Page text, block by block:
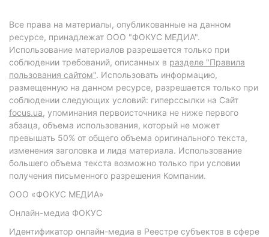
Все права на материалы, опубликованные на данном
ресурсе, принадлежат ООО "ФОКУС МЕДИА".
Использование материалов разрешается только при
соблюдении требований, описанных в разделе "Правила
пользования сайтом". Использовать информацию,
размещенную на данном ресурсе, разрешается только при
соблюдении следующих условий: гиперссылки на Сайт
focus.ua, упоминания первоисточника не ниже первого
абзаца, объема использования, который не может
превышать 50% от общего объема оригинального текста,
изменения заголовка и лида материала. Использование
большего объема текста возможно только при условии
получения письменного разрешения Компании.
ООО «ФОКУС МЕДИА»
Онлайн-медиа ФОКУС
Идентификатор онлайн-медиа в Реестре субъектов в сфере